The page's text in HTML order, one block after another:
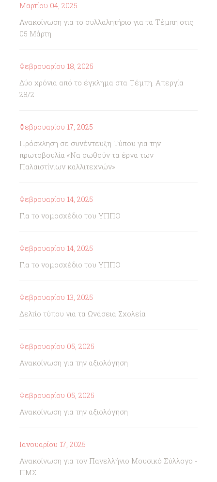
Μαρτίου 04, 2025
Ανακοίνωση για το συλλαλητήριο για τα Τέμπη στις
05 Μάρτη
Φεβρουαρίου 18, 2025
Δύο χρόνια από το έγκλημα στα Τέμπη. Απεργία
28/2
Φεβρουαρίου 17, 2025
Πρόσκληση σε συνέντευξη Τύπου για την
πρωτοβουλία «Να σωθούν τα έργα των
Παλαιστίνιων καλλιτεχνών»
Φεβρουαρίου 14, 2025
Για το νομοσχέδιο του ΥΠΠΟ
Φεβρουαρίου 14, 2025
Για το νομοσχέδιο του ΥΠΠΟ
Φεβρουαρίου 13, 2025
Δελτίο τύπου για τα Ωνάσεια Σχολεία
Φεβρουαρίου 05, 2025
Ανακοίνωση για την αξιολόγηση
Φεβρουαρίου 05, 2025
Ανακοίνωση για την αξιολόγηση
Ιανουαρίου 17, 2025
Ανακοίνωση για τον Πανελλήνιο Μουσικό Σύλλογο -
ΠΜΣ